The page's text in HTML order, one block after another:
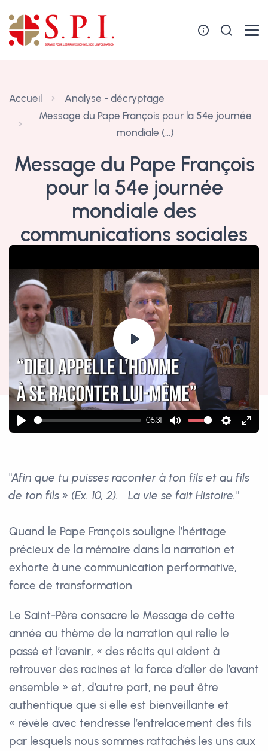
Accueil
Analyse - décryptage
Message du Pape François pour la 54e journée
mondiale (…)
Message du Pape François
pour la 54e journée
mondiale des
communications sociales
Play
05:31
Mute Settings
Play
"Afin que tu puisses raconter à ton fils et au fils
de ton fils » (Ex. 10, 2). La vie se fait Histoire."
Quand le Pape François souligne l’héritage
précieux de la mémoire dans la narration et
exhorte à une communication performative,
force de transformation
Le Saint-Père consacre le Message de cette
année au thème de la narration qui relie le
passé et l’avenir, « des récits qui aident à
retrouver des racines et la force d’aller de l’avant
ensemble » et, d’autre part, ne peut être
authentique que si elle est bienveillante et
« révèle avec tendresse l’entrelacement des fils
par lesquels nous sommes rattachés les uns aux